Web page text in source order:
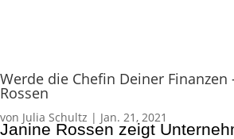
Werde die Chefin Deiner Finanzen
Rossen
von Julia Schultz | Jan. 21, 2021
Janine Rossen zeigt